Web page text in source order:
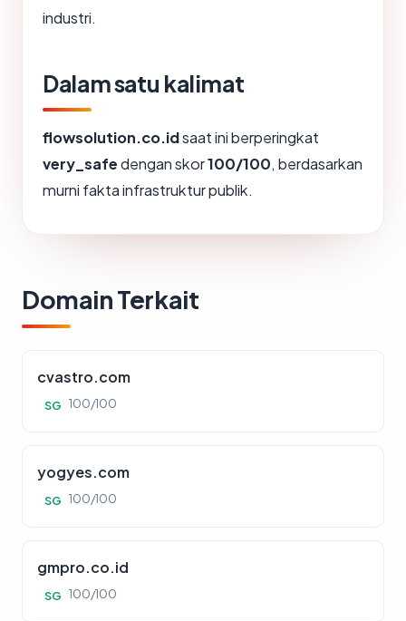
industri.
Dalam satu kalimat
flowsolution.co.idsaat ini berperingkat
very_safedengan skor100/100, berdasarkan
murni fakta infrastruktur publik.
Domain Terkait
cvastro.com
SG 100/100
yogyes.com
SG 100/100
gmpro.co.id
SG 100/100